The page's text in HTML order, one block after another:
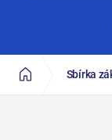
Sbírka